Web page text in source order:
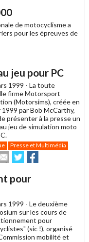
ami
de motocyclisme a
pour les épreuves de
jeu pour PC
1999 - La toute
firme Motorsport
(Motorsims), créée en
1999 par Bob McCarthy,
présenter à la presse un
jeu de simulation moto
Presse et Multimédia
EnvoyerPartager
sur sur
pour
1999 - Le deuxième
sur les cours de
pour
(sic !), organisé
mobilité et